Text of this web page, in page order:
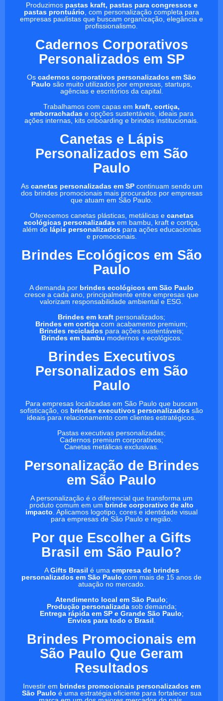
Produzimos pastas kraft, pastas para congressos e
pastas prontuário , com personalização completa para
empresas paulistas que buscam organização, elegância e
profissionalismo.
Cadernos Corporativos
Personalizados em SP
Os cadernos corporativos personalizados em São
Paulo são muito utilizados por empresas, startups,
agências e escritórios da capital.
Trabalhamos com capas em kraft, cortiça,
emborrachadase opções sustentáveis, ideais para
ações internas, kits onboarding e brindes institucionais.
Canetas e Lápis
Personalizados em São
Paulo
As canetas personalizadas em SPcontinuam sendo um
dos brindes promocionais mais procurados por empresas
que atuam em São Paulo.
Oferecemos canetas plásticas, metálicas e canetas
ecológicas personalizadasem bambu, kraft e cortiça,
além de lápis personalizadospara ações educacionais
e promocionais.
Brindes Ecológicos em São
Paulo
A demanda por brindes ecológicos em São Paulo
cresce a cada ano, principalmente entre empresas que
valorizam responsabilidade ambiental e ESG.
Brindes em kraft personalizados;
Brindes em cortiça com acabamento premium;
Brindes reciclados para ações sustentáveis;
Brindes em bambumodernos e ecológicos.
Brindes Executivos
Personalizados em São
Paulo
Para empresas localizadas em São Paulo que buscam
sofisticação, os brindes executivos personalizados são
ideais para relacionamento com clientes estratégicos.
Pastas executivas personalizadas;
Cadernos premium corporativos;
Canetas metálicas exclusivas.
Personalização de Brindes
em São Paulo
A personalização é o diferencial que transforma um
produto comum em um brinde corporativo de alto
impacto . Aplicamos logotipo, cores e identidade visual
para empresas de São Paulo e região.
Por que Escolher a Gifts
Brasil em São Paulo?
AGifts Brasil é uma empresa de brindes
personalizados em São Paulocom mais de 15 anos de
atuação no mercado.
Atendimento local em São Paulo;
Produção personalizadasob demanda;
Entrega rápida em SP e Grande São Paulo;
Envios para todo o Brasil
Brindes Promocionais em
São Paulo Que Geram
Resultados
Investir em brindes promocionais personalizados em
São Paulo é uma estratégia eficiente para fortalecer sua